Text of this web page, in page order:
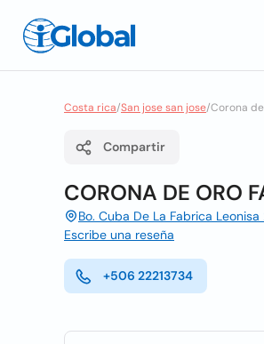
Costa rica/San jose san jose/Corona
Compartir
CORONA DE ORO
Bo. Cuba De La Fabrica
Escribe una reseña
+506 22213734